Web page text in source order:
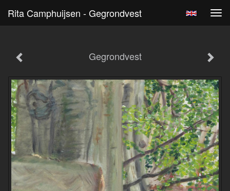
Rita Camphuijsen - Gegrondvest
Gegrondvest